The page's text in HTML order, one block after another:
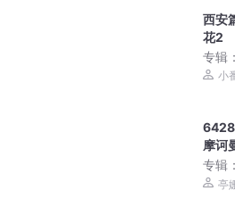
西安
花2
专辑：
长世
小
6428
摩诃
专辑：
亭